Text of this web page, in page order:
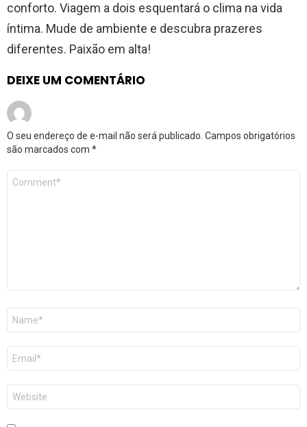
conforto. Viagem a dois esquentará o clima na vida
íntima. Mude de ambiente e descubra prazeres
diferentes. Paixão em alta!
DEIXE UM COMENTÁRIO
O seu endereço de e-mail não será publicado. Campos obrigatórios
são marcados com *
Comentário
Nome
E-
mail
*
Site